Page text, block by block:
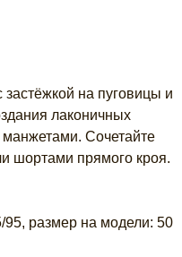
на пуговицы и
лаконичных
Сочетайте
шортами прямого кроя.
размер на модели: 50